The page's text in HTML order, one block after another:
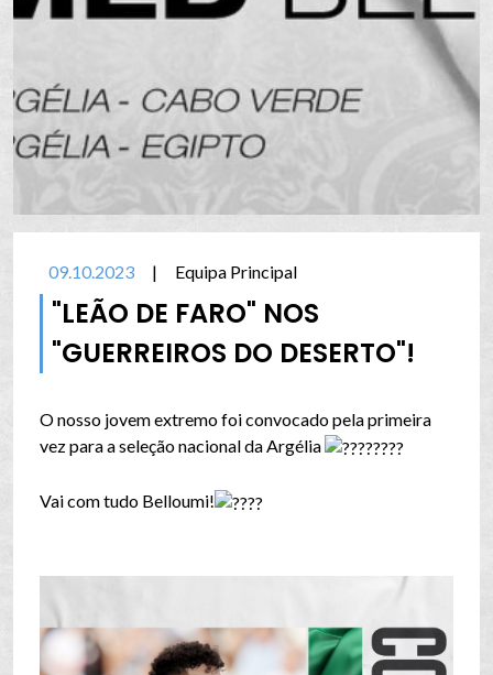
09.10.2023 | Equipa Principal
"LEÃO DE FARO" NOS
"GUERREIROS DO DESERTO"!
O nosso jovem extremo foi convocado pela primeira
vez para a seleção nacional da Argélia
Vai com tudo Belloumi!